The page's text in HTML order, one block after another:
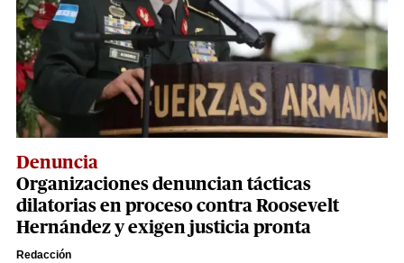
Denuncia
Organizaciones denuncian tácticas
dilatorias en proceso contra Roosevelt
Hernández y exigen justicia pronta
Redacción